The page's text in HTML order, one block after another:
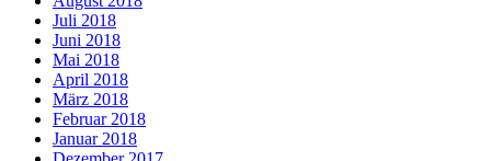
Juli 2018
Juni 2018
Mai 2018
April 2018
März 2018
Februar 2018
Januar 2018